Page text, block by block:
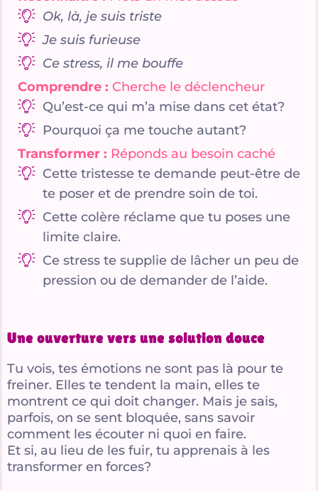
Ok, là, je suis triste
Je suis furieuse
Ce stress, il me bouffe
Comprendre : Cherche le déclencheur
Qu’est-ce qui m’a mise dans cet état?
Pourquoi ça me touche autant?
Transformer : Réponds au besoin caché
Cette tristesse te demande peut-être de
te poser et de prendre soin de toi.
Cette colère réclame que tu poses une
limite claire.
Ce stress te supplie de lâcher un peu de
pression ou de demander de l’aide.
Une ouverture vers une solution douce
Tu vois, tes émotions ne sont pas là pour te
freiner. Elles te tendent la main, elles te
montrent ce qui doit changer. Mais je sais,
parfois, on se sent bloquée, sans savoir
comment les écouter ni quoi en faire.
Et si, au lieu de les fuir, tu apprenais à les
transformer en forces?